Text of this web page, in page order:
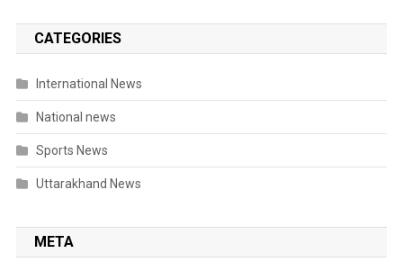
CATEGORIES
International News
National news
Sports News
Uttarakhand News
META